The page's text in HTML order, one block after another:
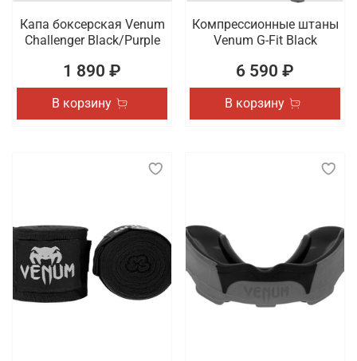
Капа боксерская Venum
Challenger Black/Purple
1 890 ₽
В корзину
Компрессионные штаны
Venum G-Fit Black
6 590 ₽
В корзину